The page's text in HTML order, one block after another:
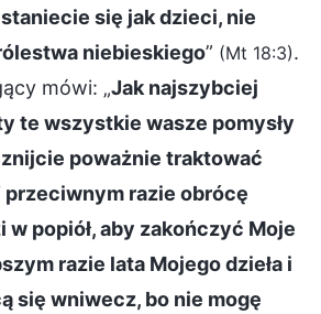
się jak dzieci, nie
niebieskiego” (Mt 18:3).
mówi: „Jak najszybciej
te wszystkie wasze pomysły
poważnie traktować
przeciwnym razie obrócę
popiół, aby zakończyć Moje
razie lata Mojego dzieła i
się wniwecz, bo nie mogę